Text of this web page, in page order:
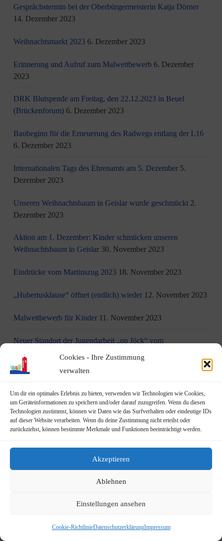
Cookies - Ihre Zustimmung
verwalten
Um dir ein optimales Erlebnis zu bieten, verwenden wir Technologien wie Cookies,
um Geräteinformationen zu speichern und/oder darauf zuzugreifen. Wenn du diesen
Technologien zustimmst, können wir Daten wie das Surfverhalten oder eindeutige IDs
auf dieser Website verarbeiten. Wenn du deine Zustimmung nicht erteilst oder
zurückziehst, können bestimmte Merkmale und Funktionen beeinträchtigt werden.
Akzeptieren
Ablehnen
Einstellungen ansehen
Cookie-RichtlinieDatenschutzerklärungImpressum
Gesprächstermin bei der Oberbürgermeisterin Katja Dörner
14. Dezember 2023
Weihnachtsmarkt 2023 6. Dezember 2023
Erinnerung und Aufruf zum Malwettbewerb 6. Dezember
2023
DRK Blutspende am Freitag, den 22.12.2023 in Beuel
(Brückenforum) 6. Dezember 2023
Baubeginn für die Erneuerung des Radwegs entlang der L16
6. Dezember 2023
Internationalen Tags des Ehrenamts am 5. Dezember 5.
Dezember 2023
Unseren Weihnachtsbaum in Geislar wurde geschmückt 2.
Dezember 2023
Aktion am 1. Dezember: Kinder schmücken unseren
Weihnachtsbaum in Geislar 30. November 2023
Eindrücke vom Martinszug 2023 18. November 2023
„Hubertusklause“ öffnet (endlich) wieder 12. November 2023
Malwettbewerb für Kinder 11. November 2023
Neuer Standort der Jugendarbeit „op Jöck“ vom
JUgendZEntrum Haus Michael
DRK Blutspende am Mittwoch, den 22.11.2023 in Vilich
Martinszug 2023 3. November 2023
19.10.2023: Rundgang durch Geislar mit Vertretern der FDP
Vertreter:innen der FDP (Kreisverband Bonn)
Oktober 2023